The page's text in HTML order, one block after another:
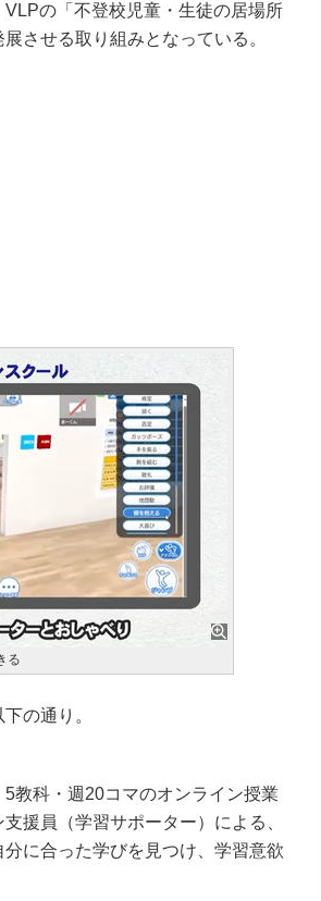
の「不登校児童・生徒の居場所
させる取り組みとなっている。
る
の通り。
教科・週20コマのオンライン授業
援員（学習サポーター）による、
に合った学びを見つけ、学習意欲